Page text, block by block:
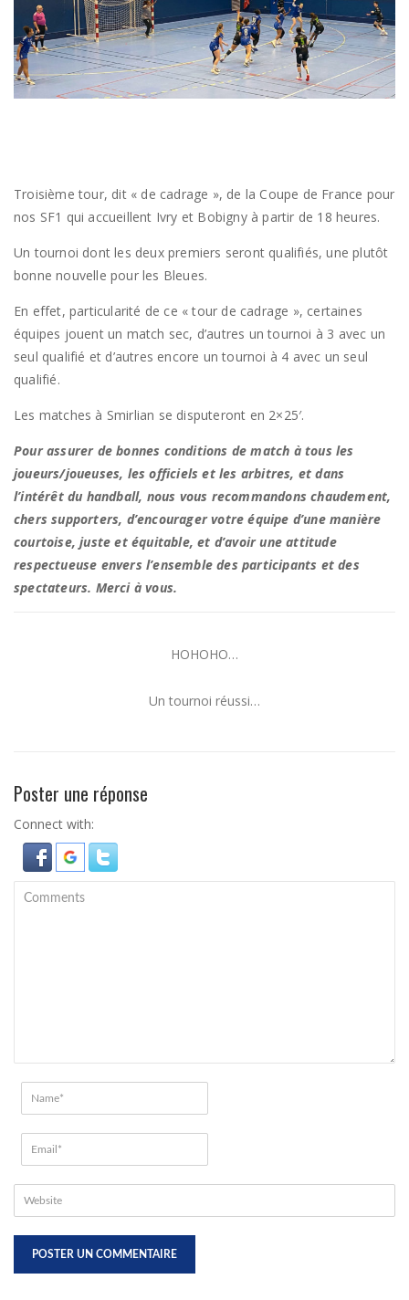
Troisième tour, dit « de cadrage », de la Coupe de France pour
nos SF1 qui accueillent Ivry et Bobigny à partir de 18 heures.
Un tournoi dont les deux premiers seront qualifiés, une plutôt
bonne nouvelle pour les Bleues.
En effet, particularité de ce « tour de cadrage », certaines
équipes jouent un match sec, d’autres un tournoi à 3 avec un
seul qualifié et d’autres encore un tournoi à 4 avec un seul
qualifié.
Les matches à Smirlian se disputeront en 2×25′.
Pour assurer de bonnes conditions de match à tous les
joueurs/joueuses, les officiels et les arbitres, et dans
l’intérêt du handball, nous vous recommandons chaudement,
chers supporters, d’encourager votre équipe d’une manière
courtoise, juste et équitable, et d’avoir une attitude
respectueuse envers l’ensemble des participants et des
spectateurs. Merci à vous.
HOHOHO…
Un tournoi réussi…
Poster une réponse
Connect with: